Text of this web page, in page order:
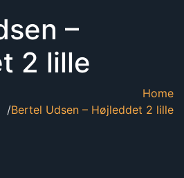
–
2 lille
Home
Bertel Udsen – Højleddet 2 lille